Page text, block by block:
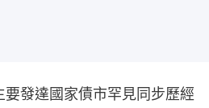
發達國家債市罕見同步歷經